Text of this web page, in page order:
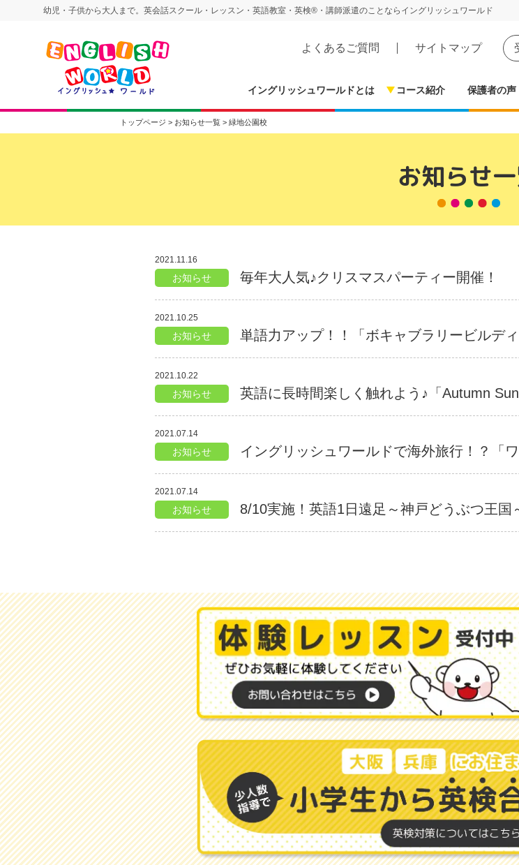
幼児・子供から大人まで。英会話スクール・レッスン・英語教室・英検®・講師派遣のことならイングリッシュワールド
イングリッシュワールドとは コース紹介 保護者の声
よくあるご質問 サイトマップ
トップページ > お知らせ一覧 > 緑地公園校
お知らせ
2021.11.16
お知らせ 毎年大人気♪クリスマスパーティー開催！
2021.10.25
お知らせ 単語力アップ！！「ボキャブラリービルデ
2021.10.22
お知らせ 英語に長時間楽しく触れよう♪「Autumn
2021.07.14
お知らせ イングリッシュワールドで海外旅行！？「
2021.07.14
お知らせ 8/10実施！英語1日遠足～神戸どうぶつ王国